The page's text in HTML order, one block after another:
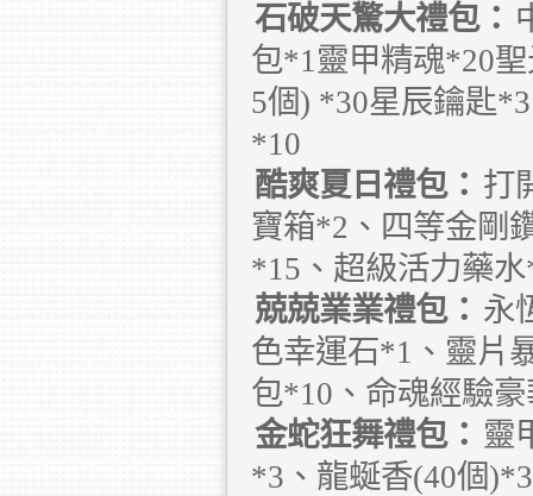
石破天驚大禮包：
包*1靈甲精魂*20
5個) *30星辰鑰匙
*10
酷爽夏日禮包： 打
寶箱*2、四等金剛
*15、超級活力藥
兢兢業業禮包： 永
色幸運石*1、靈片
包*10、命魂經驗
金蛇狂舞禮包： 靈
*3、龍蜒香(40個